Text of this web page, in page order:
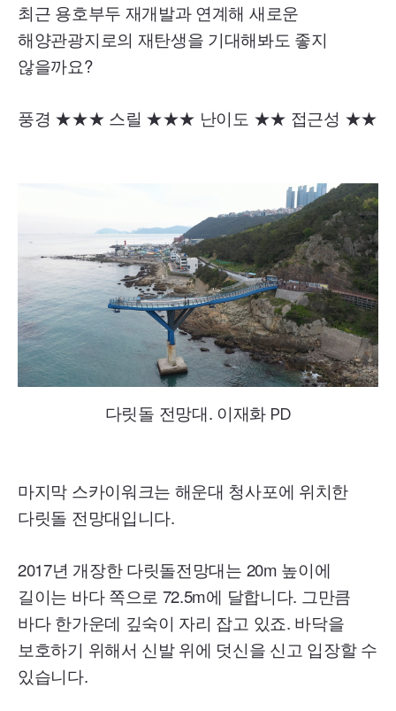
최근 용호부두 재개발과 연계해 새로운
해양관광지로의 재탄생을 기대해봐도 좋지
않을까요?
풍경 ★★★ 스릴 ★★★ 난이도 ★★ 접근성 ★★
다릿돌 전망대. 이재화 PD
마지막 스카이워크는 해운대 청사포에 위치한
다릿돌 전망대입니다.
2017년 개장한 다릿돌전망대는 20m 높이에
길이는 바다 쪽으로 72.5m에 달합니다. 그만큼
바다 한가운데 깊숙이 자리 잡고 있죠. 바닥을
보호하기 위해서 신발 위에 덧신을 신고 입장할 수
있습니다.